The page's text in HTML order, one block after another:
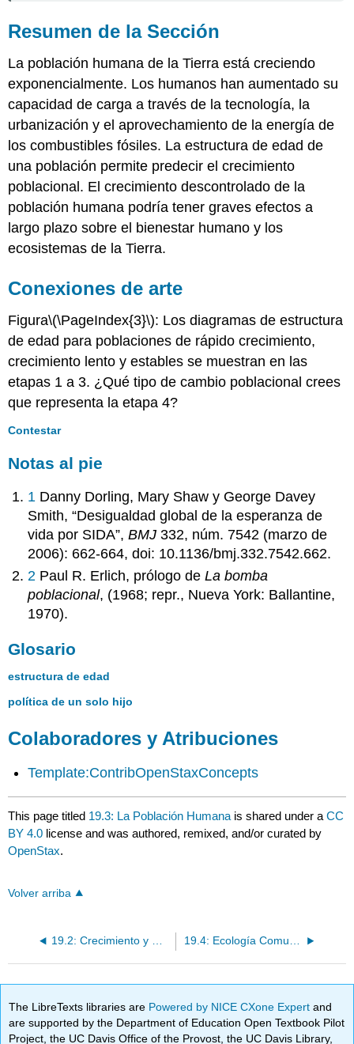
Resumen de la Sección
La población humana de la Tierra está creciendo
exponencialmente. Los humanos han aumentado su
capacidad de carga a través de la tecnología, la
urbanización y el aprovechamiento de la energía de
los combustibles fósiles. La estructura de edad de
una población permite predecir el crecimiento
poblacional. El crecimiento descontrolado de la
población humana podría tener graves efectos a
largo plazo sobre el bienestar humano y los
ecosistemas de la Tierra.
Conexiones de arte
Figura\(\PageIndex{3}\): Los diagramas de estructura
de edad para poblaciones de rápido crecimiento,
crecimiento lento y estables se muestran en las
etapas 1 a 3. ¿Qué tipo de cambio poblacional crees
que representa la etapa 4?
Contestar
Notas al pie
1 Danny Dorling, Mary Shaw y George Davey
Smith, “Desigualdad global de la esperanza de
vida por SIDA”,BMJ 332, núm. 7542 (marzo de
2006): 662-664, doi: 10.1136/bmj.332.7542.662.
2 Paul R. Erlich, prólogo deLa bomba
poblacional, (1968; repr., Nueva York: Ballantine,
1970).
Glosario
estructura de edad
política de un solo hijo
Colaboradores y Atribuciones
Template:ContribOpenStaxConcepts
This page titled 19.3: La Población Humana is shared under aCC
BY 4.0 license and was authored, remixed, and/or curated by
OpenStax.
Volver arriba
The LibreTexts libraries are Powered by NICE CXone Expertand
are supported by the Department of Education Open Textbook Pilot
Project, the UC Davis Office of the Provost, the UC Davis Library,